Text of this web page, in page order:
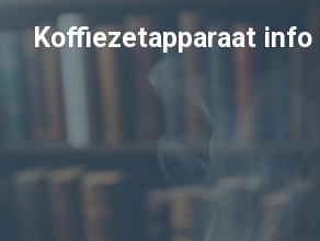
naarKoffiezetapparaat info